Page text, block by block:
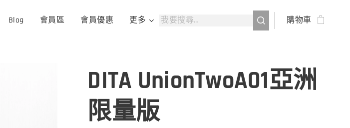
Blog 會員區 會員優惠 更多 購物車
DITA UnionTwoA01亞洲
限量版